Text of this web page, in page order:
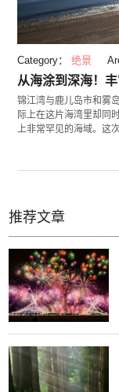
Category： 绝景
从海涂到深海！
锦江湾与鹿儿岛市和雾
际上在这片海湾里却同
上非常罕见的海域。这
推荐文章